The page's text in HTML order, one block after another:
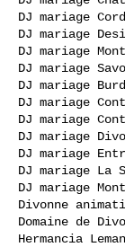
DJ mariage
DJ mariage
DJ mariage
DJ mariage
DJ mariage
DJ mariage
DJ mariage
DJ mariage
DJ mariage
DJ mariage La
DJ mariage
Divonne
Hermancia